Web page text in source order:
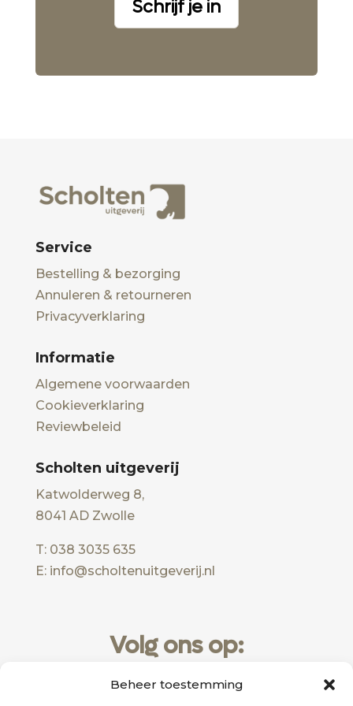
Beheer toestemming
Schrijf je in
Service
Bestelling & bezorging
Annuleren & retourneren
Privacyverklaring
Informatie
Algemene voorwaarden
Cookieverklaring
Reviewbeleid
Scholten uitgeverij
Katwolderweg 8,
8041 AD Zwolle
T: 038 3035 635
E: info@scholtenuitgeverij.nl
Volg ons op: